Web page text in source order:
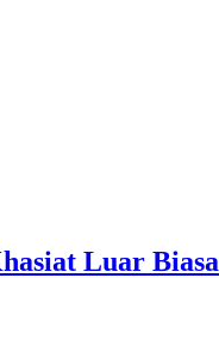
Luar Biasa